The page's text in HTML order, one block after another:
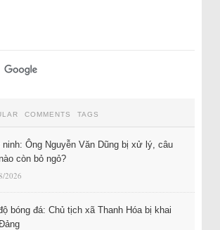
COMMENTS TAGS
ninh: Ông Nguyễn Văn Dũng bị xử lý, câu
còn bỏ ngỏ?
2026
bóng đá: Chủ tịch xã Thanh Hóa bị khai